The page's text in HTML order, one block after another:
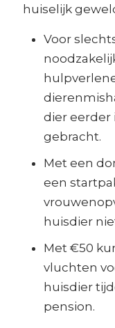
huiselijk
Voor
dier eerder
gebracht.
Met een
een
huisdier
Met €50
vluchten
huisdier
pension.